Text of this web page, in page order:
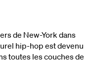
de New-York dans
hip-hop est devenu
toutes les couches de